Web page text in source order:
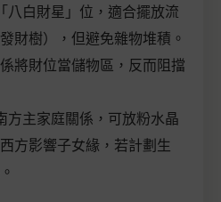
八白財星」位，適合擺放流
財樹），但避免雜物堆積。
將財位當儲物區，反而阻擋
方主家庭關係，可放粉水晶
方影響子女緣，若計劃生